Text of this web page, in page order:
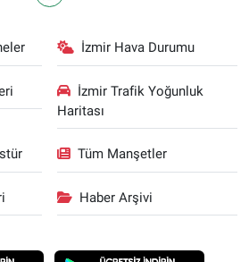
İzmir Hava Durumu
İzmir Trafik Yoğunluk
Haritası
Tüm Manşetler
Haber Arşivi